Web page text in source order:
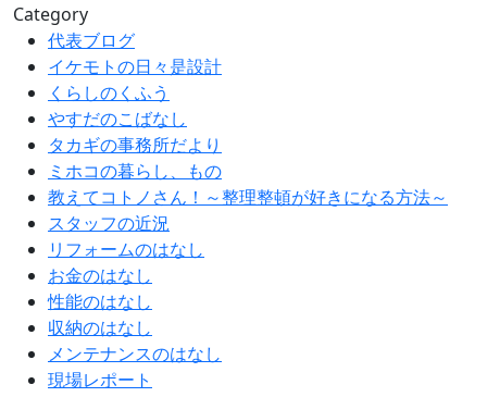
Category
代表ブログ
イケモトの日々是設計
くらしのくふう
やすだのこばなし
タカギの事務所だより
ミホコの暮らし、もの
教えてコトノさん！～整理整頓が好きになる方法～
スタッフの近況
リフォームのはなし
お金のはなし
性能のはなし
収納のはなし
メンテナンスのはなし
現場レポート